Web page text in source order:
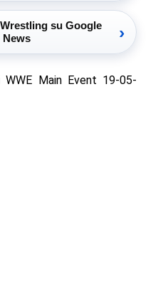
su Google
News
›
Main Event 19-05-